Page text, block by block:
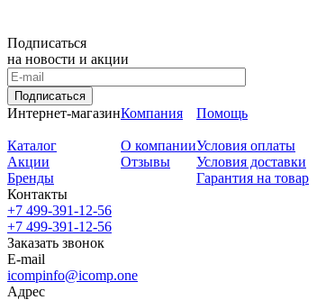
Подписаться
на новости и акции
Подписаться
Интернет-магазин
Каталог
Акции
Бренды
Компания
О компании
Отзывы
Помощь
Условия оплаты
Условия доставки
Гарантия на товар
Контакты
+7 499-391-12-56
+7 499-391-12-56
Заказать звонок
E-mail
icompinfo@icomp.one
Адрес